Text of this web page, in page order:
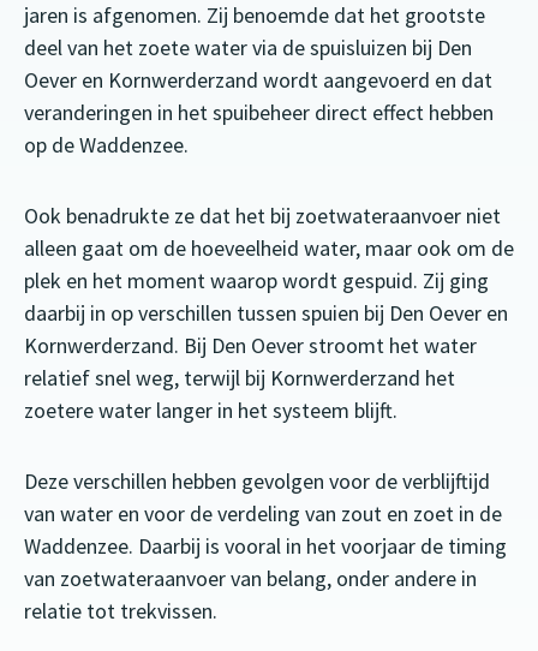
jaren is afgenomen. Zij benoemde dat het grootste
deel van het zoete water via de spuisluizen bij Den
Oever en Kornwerderzand wordt aangevoerd en dat
veranderingen in het spuibeheer direct effect hebben
op de Waddenzee.
Ook benadrukte ze dat het bij zoetwateraanvoer niet
alleen gaat om de hoeveelheid water, maar ook om de
plek en het moment waarop wordt gespuid. Zij ging
daarbij in op verschillen tussen spuien bij Den Oever en
Kornwerderzand. Bij Den Oever stroomt het water
relatief snel weg, terwijl bij Kornwerderzand het
zoetere water langer in het systeem blijft.
Deze verschillen hebben gevolgen voor de verblijftijd
van water en voor de verdeling van zout en zoet in de
Waddenzee. Daarbij is vooral in het voorjaar de timing
van zoetwateraanvoer van belang, onder andere in
relatie tot trekvissen.